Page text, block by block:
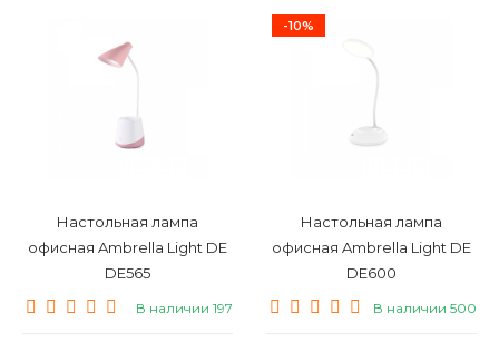
Настольная лампа
офисная Ambrella Light DE
DE565
В наличии 197
-10%
Настольная лампа
офисная Ambrella Light DE
DE600
В наличии 500